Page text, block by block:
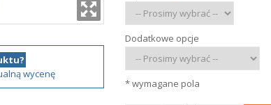
wycenę
Dodatkowe opcje
* wymagane pola